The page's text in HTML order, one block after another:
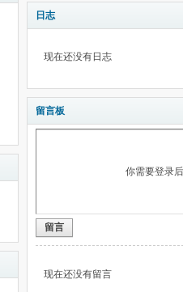
日志
现在还没有日志
留言板
你需要登录
留言
现在还没有留言